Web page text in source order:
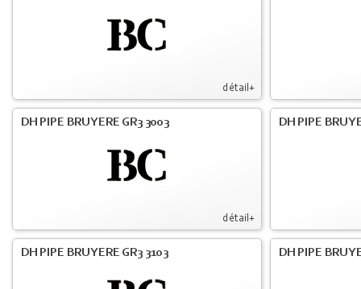
détail+
détail+
DH PIPE BRUYERE GR3 3003 DH PIPE
DH PIPE BRUYERE GR3 3103 DH PIPE